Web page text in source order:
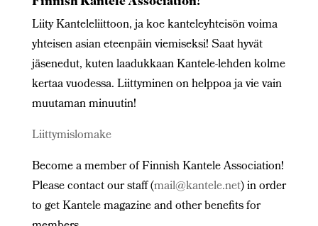
Liity Kanteleliittoon, ja koe kanteleyhteisön voima
yhteisen asian eteenpäin viemiseksi! Saat hyvät
jäsenedut, kuten laadukkaan Kantele-lehden kolme
kertaa vuodessa. Liittyminen on helppoa ja vie vain
muutaman minuutin!
Liittymislomake
Become a member of Finnish Kantele Association!
Please contact our staff (mail@kantele.net) in order
to get Kantele magazine and other benefits for